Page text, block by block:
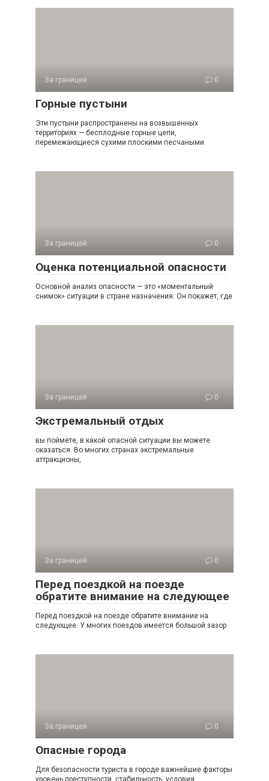
За границей 0
Горные пустыни
Эти пустыни распространены на возвышенных
территориях — бесплодные горные цепи,
перемежающиеся сухими плоскими песчаными
За границей 0
Оценка потенциальной опасности
Основной анализ опасности — это «моментальный
снимок» ситуации в стране назначения. Он покажет, где
За границей 0
Экстремальный отдых
вы поймете, в какой опасной ситуации вы можете
оказаться. Во многих странах экстремальные
аттракционы,
За границей 0
Перед поездкой на поезде
обратите внимание на следующее
Перед поездкой на поезде обратите внимание на
следующее. У многих поездов имеется большой зазор
За границей 0
Опасные города
Для безопасности туриста в городе важнейшие факторы
уровень преступности, стабильность, условия